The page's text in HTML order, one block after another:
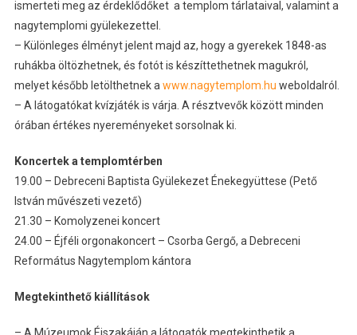
ismerteti meg az érdeklődőket a templom tárlataival, valamint a
nagytemplomi gyülekezettel.
– Különleges élményt jelent majd az, hogy a gyerekek 1848-as
ruhákba öltözhetnek, és fotót is készíttethetnek magukról,
melyet később letölthetnek a www.nagytemplom.hu weboldalról.
– A látogatókat kvízjáték is várja. A résztvevők között minden
órában értékes nyereményeket sorsolnak ki.
Koncertek a templomtérben
19.00 – Debreceni Baptista Gyülekezet Énekegyüttese (Pető
István művészeti vezető)
21.30 – Komolyzenei koncert
24.00 – Éjféli orgonakoncert – Csorba Gergő, a Debreceni
Református Nagytemplom kántora
Megtekinthető kiállítások